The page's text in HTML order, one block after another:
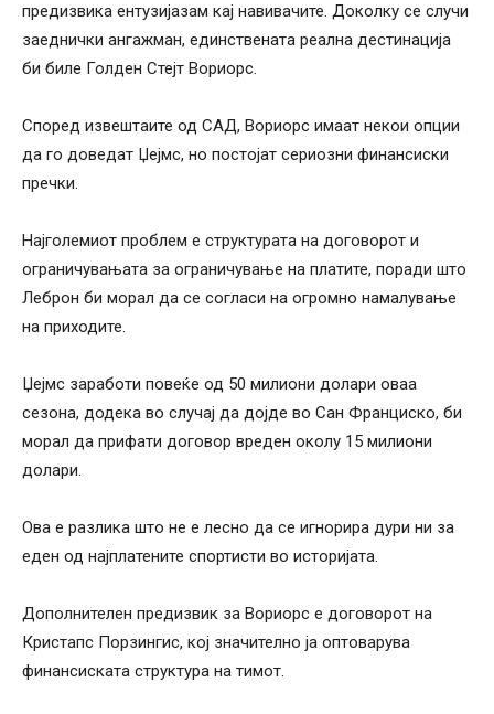
предизвика ентузијазам кај навивачите. Доколку се случи
заеднички ангажман, единствената реална дестинација
би биле Голден Стејт Вориорс.
Според извештаите од САД, Вориорс имаат некои опции
да го доведат Џејмс, но постојат сериозни финансиски
пречки.
Најголемиот проблем е структурата на договорот и
ограничувањата за ограничување на платите, поради што
Леброн би морал да се согласи на огромно намалување
на приходите.
Џејмс заработи повеќе од 50 милиони долари оваа
сезона, додека во случај да дојде во Сан Франциско, би
морал да прифати договор вреден околу 15 милиони
долари.
Ова е разлика што не е лесно да се игнорира дури ни за
еден од најплатените спортисти во историјата.
Дополнителен предизвик за Вориорс е договорот на
Кристапс Порзингис, кој значително ја оптоварува
финансиската структура на тимот.